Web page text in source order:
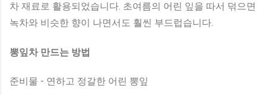
차 재료로 활용되었습니다. 초여름의 어린 잎을 따서 덖으면
녹차와 비슷한 향이 나면서도 훨씬 부드럽습니다.
뽕잎차 만드는 방법
준비물 - 연하고 정갈한 어린 뽕잎